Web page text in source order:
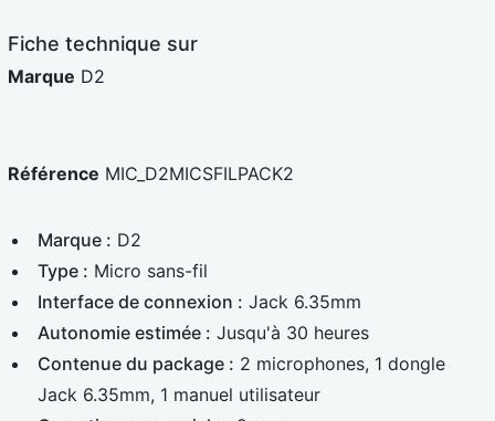
Fiche technique sur
Marque D2
Référence MIC_D2MICSFILPACK2
Marque : D2
Type : Micro sans-fil
Interface de connexion : Jack 6.35mm
Autonomie estimée : Jusqu'à 30 heures
Contenue du package : 2 microphones, 1 dongle
Jack 6.35mm, 1 manuel utilisateur